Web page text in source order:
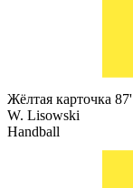
Жёлтая карточка 87'
W. Lisowski
Handball